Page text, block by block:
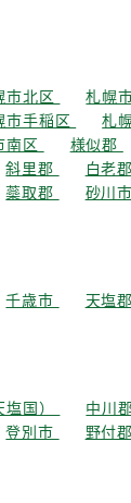
市北区 札幌
市手稲区 札
南区 様似郡
斜里郡 白老郡
蘂取郡 砂川市
千歳市 天塩郡
国） 中川
登別市 野付郡